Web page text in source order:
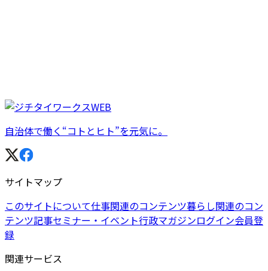
自治体で働く“コトとヒト”を元気に。
サイトマップ
このサイトについて仕事関連のコンテンツ暮らし関連のコン
テンツ記事セミナー・イベント行政マガジンログイン会員登
録
関連サービス